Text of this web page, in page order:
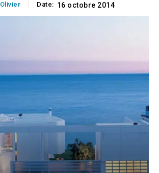
Olivier Date: 16 octobre 2014